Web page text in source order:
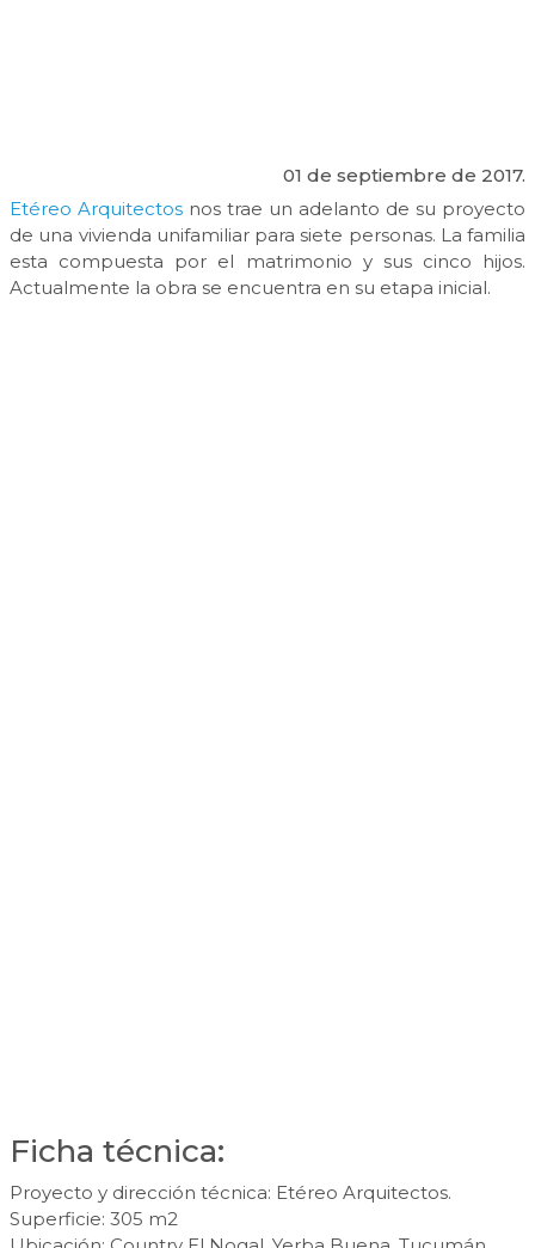
01 de septiembre de 2017.
Etéreo Arquitectos nos trae un adelanto de su proyecto
de una vivienda unifamiliar para siete personas. La familia
esta compuesta por el matrimonio y sus cinco hijos.
Actualmente la obra se encuentra en su etapa inicial.
Ficha técnica:
Proyecto y dirección técnica: Etéreo Arquitectos.
Superficie: 305 m2